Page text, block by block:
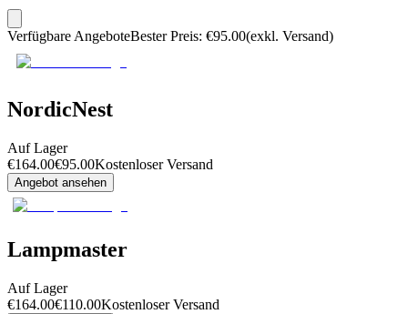
Verfügbare AngeboteBester Preis: €95.00(exkl. Versand)
NordicNest
Auf Lager
€164.00€95.00Kostenloser Versand
Angebot ansehen
Lampmaster
Auf Lager
€164.00€110.00Kostenloser Versand